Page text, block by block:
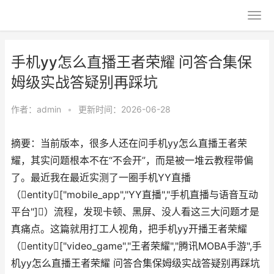
手机yy怎么直播王者荣耀 问答合集保
姆级实战答疑别再踩坑
作者： admin • 更新时间：2026-06-28
摘要：当前版本，很多人还在问手机yy怎么直播王者荣
耀，其实问题根本不在“不会开”，而是被一堆云教程带偏
了。最近我在最近实测了一圈手机YY直播
（entity["mobile_app","YY直播","手机直播与语音互动
平台"]）流程，发现卡顿、黑屏、没人看这三大问题才是
真痛点。这篇就用打工人视角，把手机yy开播王者荣耀
（entity["video_game","王者荣耀","腾讯MOBA手游",手
机yy怎么直播王者荣耀 问答合集保姆级实战答疑别再踩坑